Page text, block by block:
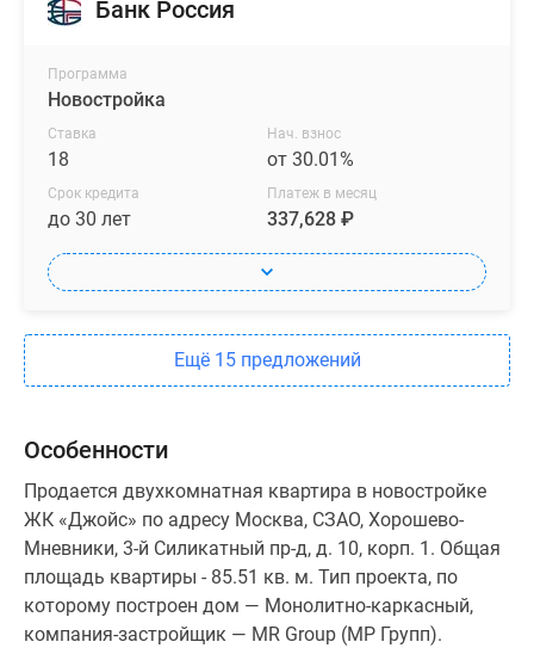
Банк Россия
Программа
Новостройка
Ставка
18
Нач. взнос
от 30.01%
Срок кредита
до 30 лет
Платеж в месяц
337,628 ₽
Ещё 15 предложений
Особенности
Продается двухкомнатная квартира в новостройке
ЖК «Джойс» по адресу Москва, СЗАО, Хорошево-
Мневники, 3-й Силикатный пр-д, д. 10, корп. 1. Общая
площадь квартиры - 85.51 кв. м. Тип проекта, по
которому построен дом — Монолитно-каркасный,
компания-застройщик — MR Group (МР Групп).